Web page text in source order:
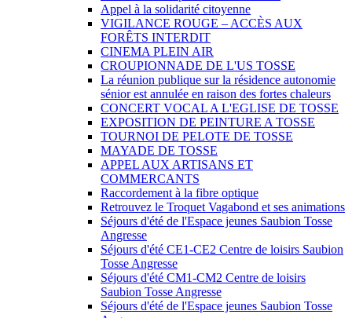
Appel à la solidarité citoyenne
VIGILANCE ROUGE – ACCÈS AUX
FORÊTS INTERDIT
CINEMA PLEIN AIR
CROUPIONNADE DE L'US TOSSE
La réunion publique sur la résidence autonomie
sénior est annulée en raison des fortes chaleurs
CONCERT VOCAL A L'EGLISE DE TOSSE
EXPOSITION DE PEINTURE A TOSSE
TOURNOI DE PELOTE DE TOSSE
MAYADE DE TOSSE
APPEL AUX ARTISANS ET
COMMERCANTS
Raccordement à la fibre optique
Retrouvez le Troquet Vagabond et ses animations
Séjours d'été de l'Espace jeunes Saubion Tosse
Angresse
Séjours d'été CE1-CE2 Centre de loisirs Saubion
Tosse Angresse
Séjours d'été CM1-CM2 Centre de loisirs
Saubion Tosse Angresse
Séjours d'été de l'Espace jeunes Saubion Tosse